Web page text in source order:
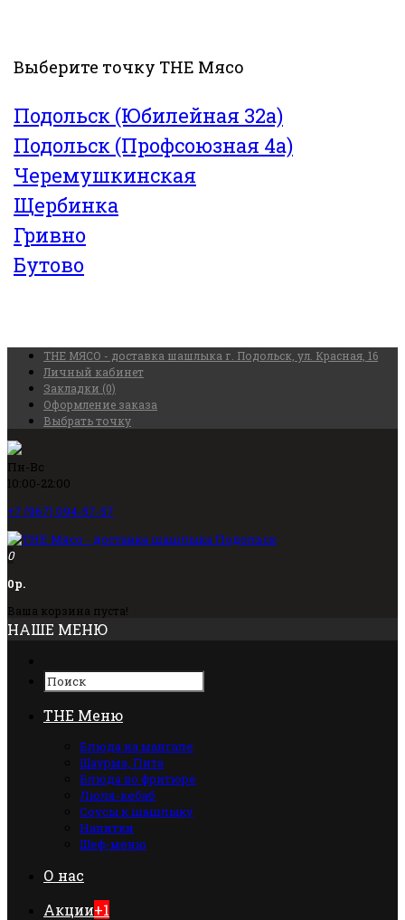
Выберите точку THE Мясо
Подольск (Юбилейная 32а)
Подольск (Профсоюзная 4а)
Черемушкинская
Щербинка
Гривно
Бутово
THE МЯСО - доставка шашлыка г. Подольск, ул. Красная, 16
Личный кабинет
Закладки (0)
Оформление заказа
Выбрать точку
Пн-Вс
10:00-22:00
+7 (967) 094-57-57
0
0р.
Ваша корзина пуста!
НАШЕ МЕНЮ
THE Меню
Блюда на мангале
Шаурма, Пита
Блюда во фритюре
Люля-кебаб
Соусы к шашлыку
Напитки
Шеф-меню
О нас
Акции+1